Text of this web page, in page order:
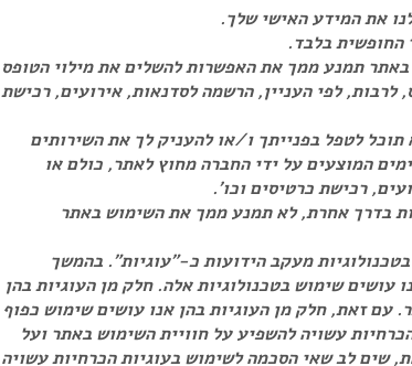
את המידע האישי שלך.
החופשית בלבד.
תמנע ממך את האפשרות להשלים את מילוי הטופס
לפי העניין, הרשמה לסדנאות, אירועים, רכישת
לטפל בפנייתך ו/או להעניק לך את השירותים
המוצעים על ידי החברה מחוץ לאתר, כולם או
רכישת כרטיסים וכו'.
בדרך אחרת, לא תמנע ממך את השימוש באתר
מעקב הידועות כ-״עוגיות״. בהמשך
עושים שימוש בטכנולוגיות אלה. חלק מן העוגיות בהן
עם זאת, חלק מן העוגיות בהן אנו עושים שימוש כפוף
עשויה להשפיע על חוויית השימוש באתר ועל
שים לב שאי הסכמה לשימוש בעוגיות הכרחיות עשויה